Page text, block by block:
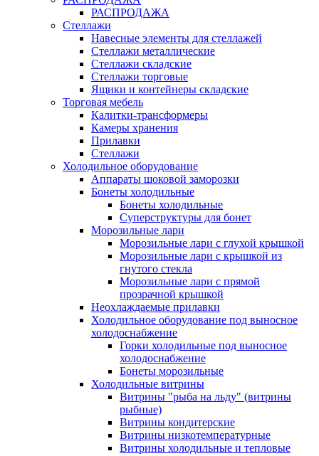
РАСПРОДАЖА
Стеллажи
Навесные элементы для стеллажей
Стеллажи металлические
Стеллажи складские
Стеллажи торговые
Ящики и контейнеры складские
Торговая мебель
Калитки-трансформеры
Камеры хранения
Прилавки
Стеллажи
Холодильное оборудование
Аппараты шоковой заморозки
Бонеты холодильные
Бонеты холодильные
Суперструктуры для бонет
Морозильные лари
Морозильные лари с глухой крышкой
Морозильные лари с крышкой из
гнутого стекла
Морозильные лари с прямой
прозрачной крышкой
Неохлаждаемые прилавки
Холодильное оборудование под выносное
холодоснабжение
Горки холодильные под выносное
холодоснабжение
Бонеты морозильные
Холодильные витрины
Витрины "рыба на льду" (витрины
рыбные)
Витрины кондитерские
Витрины низкотемпературные
Витрины холодильные и тепловые